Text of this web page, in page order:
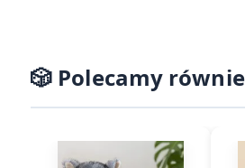
🎲 Polecamy